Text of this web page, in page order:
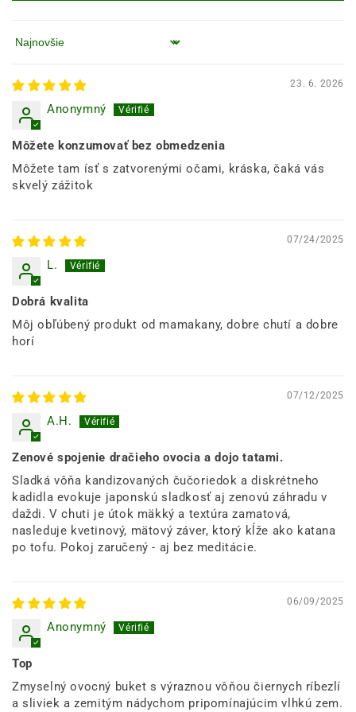
Zoradiť podľa
23. 6. 2026
Anonymný
Môžete konzumovať bez obmedzenia
Môžete tam ísť s zatvorenými očami, kráska, čaká vás
skvelý zážitok
07/24/2025
L.
Dobrá kvalita
Môj obľúbený produkt od mamakany, dobre chutí a dobre
horí
07/12/2025
A.H.
Zenové spojenie dračieho ovocia a dojo tatami.
Sladká vôňa kandizovaných čučoriedok a diskrétneho
kadidla evokuje japonskú sladkosť aj zenovú záhradu v
daždi. V chuti je útok mäkký a textúra zamatová,
nasleduje kvetinový, mätový záver, ktorý kĺže ako katana
po tofu. Pokoj zaručený - aj bez meditácie.
06/09/2025
Anonymný
Top
Zmyselný ovocný buket s výraznou vôňou čiernych ríbezlí
a sliviek a zemitým nádychom pripomínajúcim vlhkú zem.